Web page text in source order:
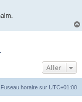
Aller
Fuseau horaire sur UTC+01:00